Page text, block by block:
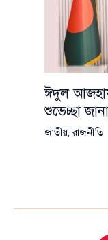
ঈদুল
শুভেচ্ছা
জাতীয়,রাজনীতি